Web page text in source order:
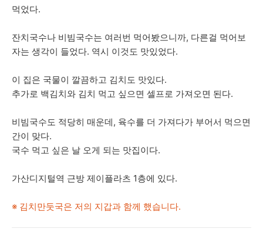
먹었다.
잔치국수나 비빔국수는 여러번 먹어봤으니까, 다른걸 먹어보
자는 생각이 들었다. 역시 이것도 맛있었다.
이 집은 국물이 깔끔하고 김치도 맛있다.
추가로 백김치와 김치 먹고 싶으면 셀프로 가져오면 된다.
비빔국수도 적당히 매운데, 육수를 더 가져다가 부어서 먹으면
간이 맞다.
국수 먹고 싶은 날 오게 되는 맛집이다.
가산디지털역 근방 제이플라츠 1층에 있다.
※ 김치만둣국은 저의 지갑과 함께 했습니다.